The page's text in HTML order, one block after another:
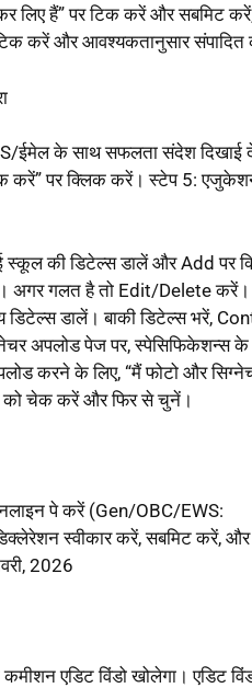
लिए हैं” पर टिक करें और सबमिट
टिक करें और आवश्यकतानुसार
ईमेल के साथ सफलता संदेश दिखाई
करें” पर क्लिक करें। स्टेप 5:
स्कूल की डिटेल्स डालें और Add पर
अगर गलत है तो Edit/Delete करें।
डिटेल्स डालें। बाकी डिटेल्स भरें,
अपलोड पेज पर, स्पेसिफिकेशन्स के
करने के लिए, “मैं फोटो और
को चेक करें और फिर से चुनें।
पे करें (Gen/OBC/EWS:
स्वीकार करें, सबमिट करें, और
2026
एडिट विंडो खोलेगा। एडिट